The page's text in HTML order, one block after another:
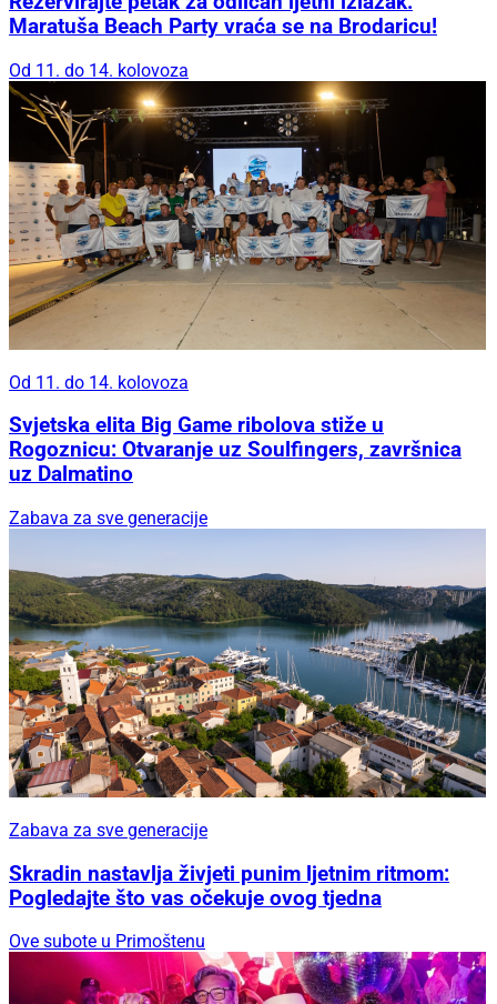
Maratuša Beach Party vraća se na Brodaricu!
Od 11. do 14. kolovoza
Od 11. do 14. kolovoza
Svjetska elita Big Game ribolova stiže u
Rogoznicu: Otvaranje uz Soulfingers, završnica
uz Dalmatino
Zabava za sve generacije
Zabava za sve generacije
Skradin nastavlja živjeti punim ljetnim ritmom:
Pogledajte što vas očekuje ovog tjedna
Ove subote u Primoštenu